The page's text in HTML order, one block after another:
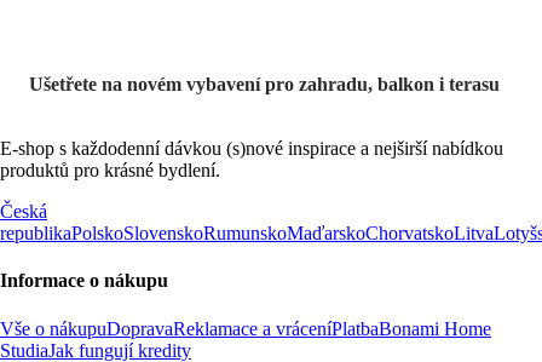
Ušetřete na novém vybavení pro zahradu, balkon i terasu
E-shop s každodenní dávkou (s)nové inspirace a nejširší nabídkou
produktů pro krásné bydlení.
Česká
republikaPolskoSlovenskoRumunskoMaďarskoChorvatskoLitva
Informace o nákupu
Vše o nákupuDopravaReklamace a vráceníPlatbaBonami Home
StudiaJak fungují kredity